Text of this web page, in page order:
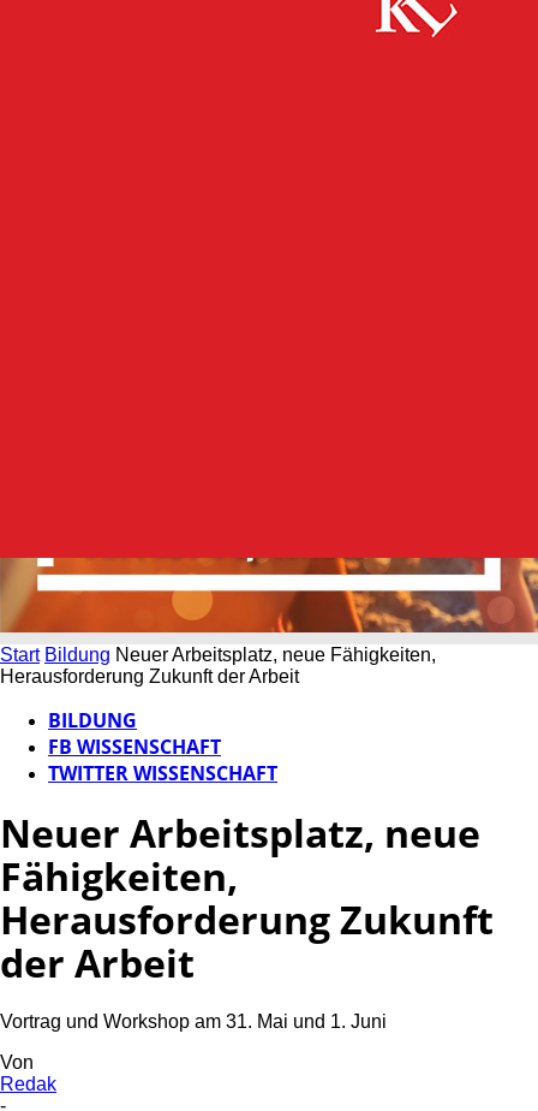
Start Bildung Neuer Arbeitsplatz, neue Fähigkeiten,
Herausforderung Zukunft der Arbeit
BILDUNG
FB WISSENSCHAFT
TWITTER WISSENSCHAFT
Neuer Arbeitsplatz, neue
Fähigkeiten,
Herausforderung Zukunft
der Arbeit
Vortrag und Workshop am 31. Mai und 1. Juni
Von
Redak
-